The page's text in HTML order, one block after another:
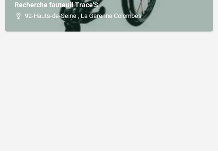
Recherche fauteuil Trace'S
92-Hauts-de-Seine , La Garenne Colombes